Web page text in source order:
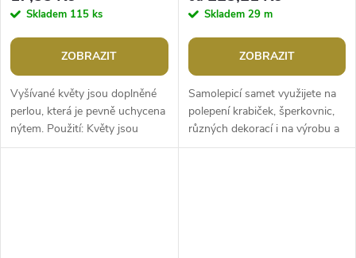
Skladem 115 ks
ZOBRAZIT
Vyšívané květy jsou doplněné
perlou, která je pevně uchycena
nýtem. Použití: Květy jsou
vhodné k přišití i nalepení.
Skladem 29 m
ZOBRAZIT
Samolepicí samet využijete na
polepení krabiček, šperkovnic,
různých dekorací i na výrobu a
zdobení vánočních ozdob. Díky